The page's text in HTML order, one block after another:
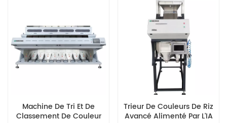
Machine De Tri Et De
Classement De Couleur
Trieur De Couleurs De Riz
Avancé Alimenté Par L'IA